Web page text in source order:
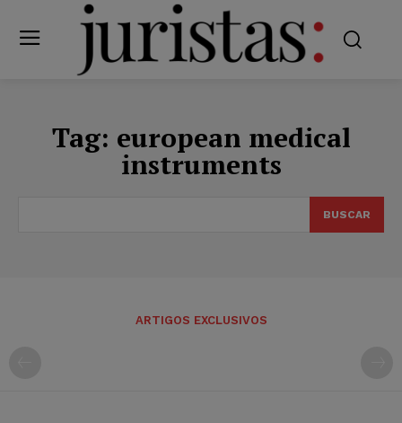
Tag: european medical
instruments
BUSCAR
ARTIGOS EXCLUSIVOS